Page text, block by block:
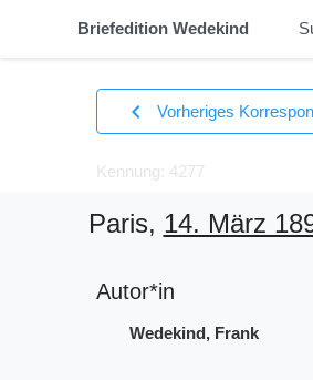
Briefedition Wedekind
chevron_left Vorheriges
Kennung: 4277
Paris, 14. März
Autor*in
Wedekind, Frank